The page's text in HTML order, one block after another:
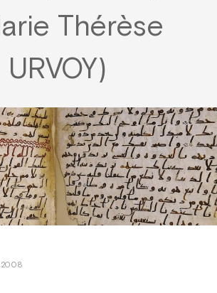
Thérèse
URVOY)
2008